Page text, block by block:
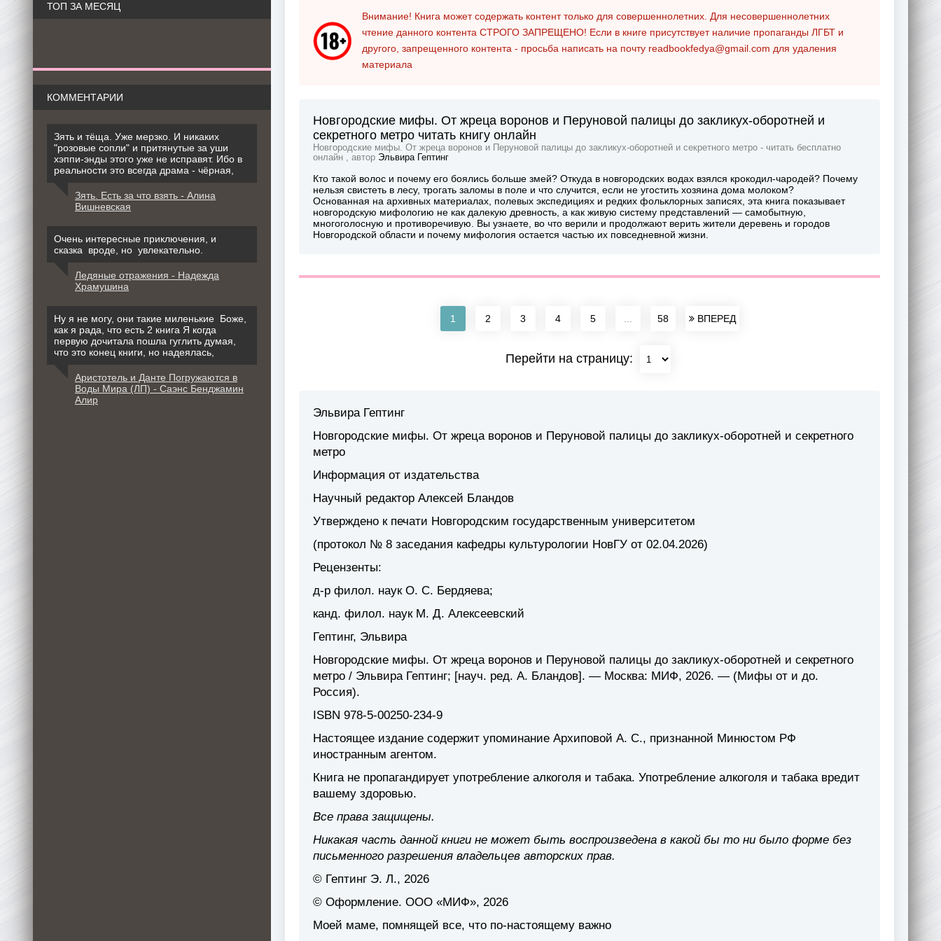
Внимание! Книга может содержать контент только для совершеннолетних. Для несовершеннолетних
чтение данного контента СТРОГО ЗАПРЕЩЕНО! Если в книге присутствует наличие пропаганды ЛГБТ и
другого, запрещенного контента - просьба написать на почту readbookfedya@gmail.com для удаления
материала
Новгородские мифы. От жреца воронов и Перуновой палицы до закликух-оборотней и
секретного метро читать книгу онлайн
Новгородские мифы. От жреца воронов и Перуновой палицы до закликух-оборотней и секретного метро - читать бесплатно
онлайн , автор Эльвира Гептинг
Кто такой волос и почему его боялись больше змей? Откуда в новгородских водах взялся крокодил-чародей? Почему
нельзя свистеть в лесу, трогать заломы в поле и что случится, если не угостить хозяина дома молоком?
Основанная на архивных материалах, полевых экспедициях и редких фольклорных записях, эта книга показывает
новгородскую мифологию не как далекую древность, а как живую систему представлений — самобытную,
многоголосную и противоречивую. Вы узнаете, во что верили и продолжают верить жители деревень и городов
Новгородской области и почему мифология остается частью их повседневной жизни.
1 2 3 4 5 ... 58 ВПЕРЕД
Перейти на страницу:
Эльвира Гептинг
Новгородские мифы. От жреца воронов и Перуновой палицы до закликух-оборотней и секретного
метро
Информация от издательства
Научный редактор Алексей Бландов
Утверждено к печати Новгородским государственным университетом
(протокол № 8 заседания кафедры культурологии НовГУ от 02.04.2026)
Рецензенты:
д-р филол. наук О. С. Бердяева;
канд. филол. наук М. Д. Алексеевский
Гептинг, Эльвира
Новгородские мифы. От жреца воронов и Перуновой палицы до закликух-оборотней и секретного
метро / Эльвира Гептинг; [науч. ред. А. Бландов]. — Москва: МИФ, 2026. — (Мифы от и до.
Россия).
ISBN 978-5-00250-234-9
Настоящее издание содержит упоминание Архиповой А. С., признанной Минюстом РФ
иностранным агентом.
Книга не пропагандирует употребление алкоголя и табака. Употребление алкоголя и табака вредит
вашему здоровью.
Все права защищены.
Никакая часть данной книги не может быть воспроизведена в какой бы то ни было форме без
письменного разрешения владельцев авторских прав.
© Гептинг Э. Л., 2026
© Оформление. ООО «МИФ», 2026
Моей маме, помнящей все, что по-настоящему важно
ТОП ЗА МЕСЯЦ
КОММЕНТАРИИ
Зять и тёща. Уже мерзко. И никаких
"розовые сопли" и притянутые за уши
хэппи-энды этого уже не исправят. Ибо в
реальности это всегда драма - чёрная,
Зять. Есть за что взять - Алина
Вишневская
Очень интересные приключения, и
сказка вроде, но увлекательно.
Ледяные отражения - Надежда
Храмушина
Ну я не могу, они такие миленькие Боже,
как я рада, что есть 2 книга Я когда
первую дочитала пошла гуглить думая,
что это конец книги, но надеялась,
Аристотель и Данте Погружаются в
Воды Мира (ЛП) - Саэнс Бенджамин
Алир